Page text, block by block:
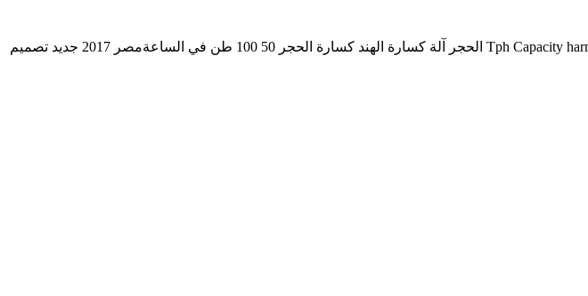
مستخدمي كسارة متنقلة machinein مصر. مستخدمي آلة كسارة متنقلة للبيع كسارة الحجر 40 60 Tph Capacity harmleu 200 الحجر آلة كسارة الهند كسارة الحجر 50 100 طن في الساعةمصر 2017 جديد تصميم